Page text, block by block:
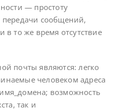
— простоту
передачи сообщений,
в то же время отсутствие
почты являются: легко
человеком адреса
возможность
так и